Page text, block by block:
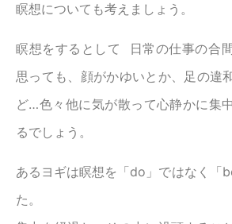
瞑想についても考えましょう。
瞑想をするとして 日常の仕事の合
思っても、顔がかゆいとか、足の違
ど…色々他に気が散って心静かに集
るでしょう。
あるヨギは瞑想を「do」ではなく「
た。